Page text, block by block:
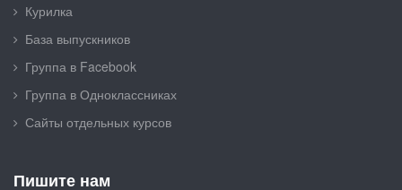
Курилка
База выпускников
Группа в Facebook
Группа в Одноклассниках
Сайты отдельных курсов
Пишите нам